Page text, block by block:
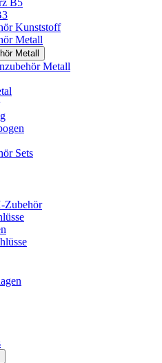
B5
Kunststoff
Metall
Metall
Metall
Sets